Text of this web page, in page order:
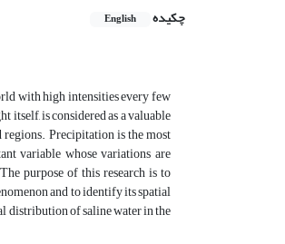
چکیده
English
with high intensities every few
itself, is considered as a valuable
Precipitation is the most
variable whose variations are
purpose of this research is to
and to identify its spatial
distribution of saline water in the